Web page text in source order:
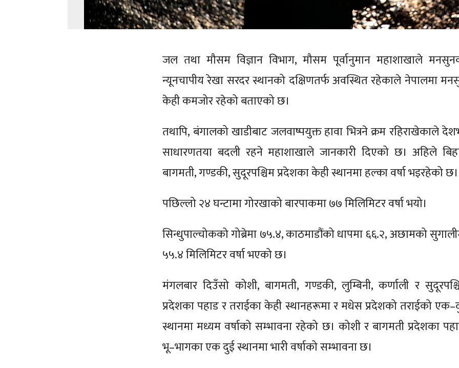
जल तथा मौसम विज्ञान विभाग, मौसम पूर्वानुमान महाशाखाले
न्यूनचापीय रेखा सरदर स्थानको दक्षिणतर्फ अवस्थित रहेकाले नेपालमा
केही कमजोर रहेको बताएको छ।
तथापि, बंगालको खाडीबाट जलवाष्पयुक्त हावा भित्रने क्रम रहिराखेकाले
साधारणतया बदली रहने महाशाखाले जानकारी दिएको छ। अहिले
बागमती, गण्डकी, सुदूरपश्चिम प्रदेशका केही स्थानमा हल्का वर्षा भइरहेको छ।
पछिल्लो २४ घन्टामा गोरखाको बारपाकमा ७७ मिलिमिटर वर्षा भयो।
सिन्धुपाल्चोकको गोब्रेमा ७५.४, काठमाडौंको धापमा ६६.२, अछामको
५५.४ मिलिमिटर वर्षा भएको छ।
मंगलबार दिउँसो कोशी, बागमती, गण्डकी, लुम्बिनी, कर्णाली र
प्रदेशका पहाड र तराईका केही स्थानहरूमा र मधेस प्रदेशको तराईको
स्थानमा मध्यम वर्षाको सम्भावना रहेको छ। कोशी र बागमती प्रदेशका
भू–भागका एक दुई स्थानमा भारी वर्षाको सम्भावना छ।